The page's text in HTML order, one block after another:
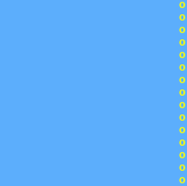
o
o
o
o
o
o
o
o
o
o
o
o
o
o
o